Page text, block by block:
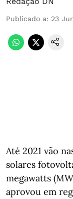
Publicado a: 23
Até 2021 vão
solares
megawatts
aprovou em